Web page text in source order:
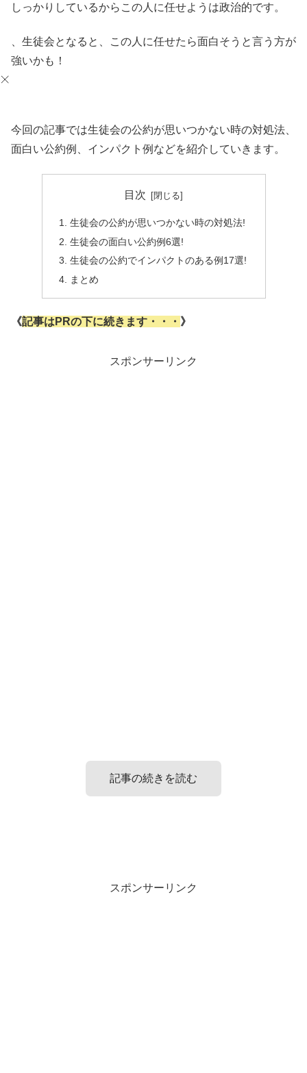
しっかりしているからこの人に任せようは政治的です。
、生徒会となると、この人に任せたら面白そうと言う方が
強いかも！
今回の記事では生徒会の公約が思いつかない時の対処法、
面白い公約例、インパクト例などを紹介していきます。
目次
生徒会の公約が思いつかない時の対処法!
生徒会の面白い公約例6選!
生徒会の公約でインパクトのある例17選!
まとめ
《記事はPRの下に続きます・・・ 》
スポンサーリンク
記事の続きを読む
スポンサーリンク